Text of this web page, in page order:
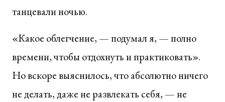
танцевали ночью.
«Какое облегчение, — подумал я, — полно
времени, чтобы отдохнуть и практиковать».
Но вскоре выяснилось, что абсолютно ничего
не делать, даже не развлекать себя, — не